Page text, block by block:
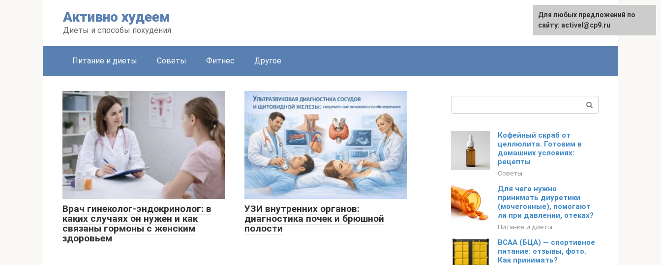
Активно худеем
Диеты и способы похудения
Русский
Питание и диеты Советы Фитнес Другое
Врач гинеколог-эндокринолог: в
каких случаях он нужен и как
связаны гормоны с женским
здоровьем
УЗИ внутренних органов:
диагностика почек и брюшной
полости
Кофейный скраб от
целлюлита. Готовим в
домашних условиях:
рецепты
Советы
Для чего нужно
принимать диуретики
(мочегонные), помогают
ли при давлении, отеках?
Питание и диеты
BCAA (БЦА) — спортивное
питание: отзывы, фото.
Как принимать?
Для любых предложений по
сайту: activel@cp9.ru